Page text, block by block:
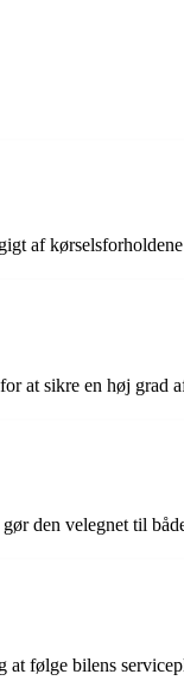
af
at sikre en høj grad
den velegnet til
at følge bilens